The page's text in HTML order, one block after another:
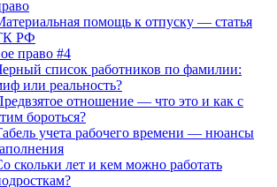
помощь к отпуску — статья
РФ
право #4
список работников по фамилии:
или реальность?
отношение — что это и как с
бороться?
учета рабочего времени — нюансы
скольки лет и кем можно работать